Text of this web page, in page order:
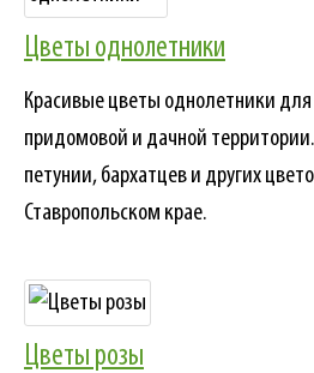
Цветы однолетники
Красивые цветы однолетники
придомовой и дачной
петунии, бархатцев и других
Ставропольском крае.
Цветы розы